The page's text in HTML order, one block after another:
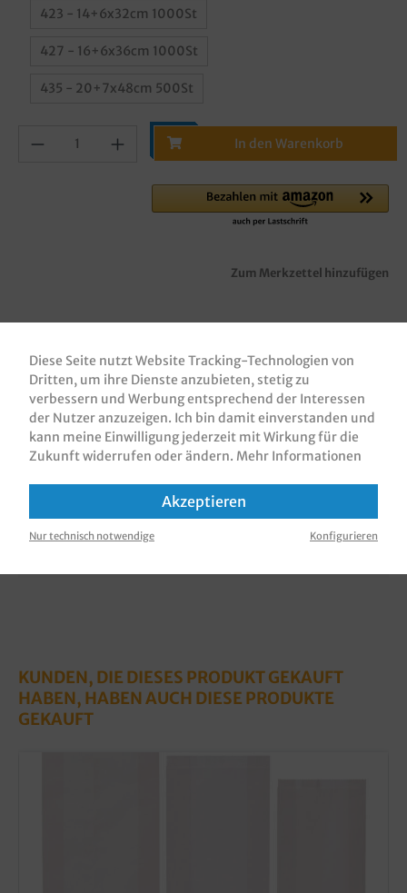
423 - 14+6x32cm 1000St
427 - 16+6x36cm 1000St
435 - 20+7x48cm 500St
In den Warenkorb
Zum Merkzettel hinzufügen
Beschreibung
Bäckerfaltenbeutel / Brötchentüten / Bäckerbeutel /
Snackbeutel, weiß, Kraft, verschiedene Größen
gemäß Auswahl praktisch…Mehr
Bewertungen
Informationen zur Produktsicherheit
KUNDEN, DIE DIESES PRODUKT GEKAUFT
HABEN, HABEN AUCH DIESE PRODUKTE
GEKAUFT
Diese Seite nutzt Website Tracking-Technologien von
Dritten, um ihre Dienste anzubieten, stetig zu
verbessern und Werbung entsprechend der Interessen
der Nutzer anzuzeigen. Ich bin damit einverstanden und
kann meine Einwilligung jederzeit mit Wirkung für die
Zukunft widerrufen oder ändern. Mehr Informationen
Akzeptieren
Nur technisch notwendige Konfigurieren